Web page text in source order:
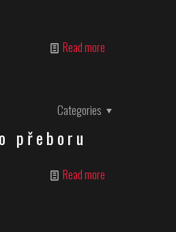
Read more
Categories
přeboru
Read more